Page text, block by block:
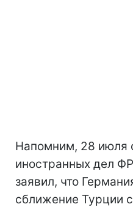
Напомним, 28 июля
иностранных дел
заявил, что
сближение Турции